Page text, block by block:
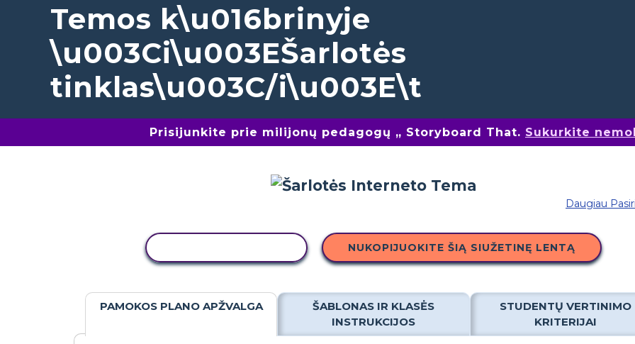
Temos k\u016brinyje
\u003Ci\u003EŠarlotės
tinklas\u003C/i\u003E\t
Prisijunkite prie milijonų pedagogų „ Storyboard That. Sukurkite
Daugiau
NUKOPIJUOKITE ŠIĄ SIUŽETINĘ LENTĄ
PAMOKOS PLANO APŽVALGA
ŠABLONAS IR KLASĖS
INSTRUKCIJOS
STUDENTŲ VERTINIMO
KRITERIJAI